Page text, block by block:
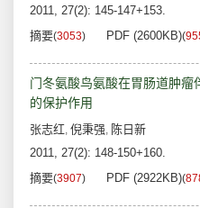
2011, 27(2): 145-147+153.
摘要(3053) PDF (2600KB)(
门冬氨酸鸟氨酸在胃肠道肿瘤
的保护作用
张志红, 倪秉强, 陈日新
2011, 27(2): 148-150+160.
摘要(3907) PDF (2922KB)(